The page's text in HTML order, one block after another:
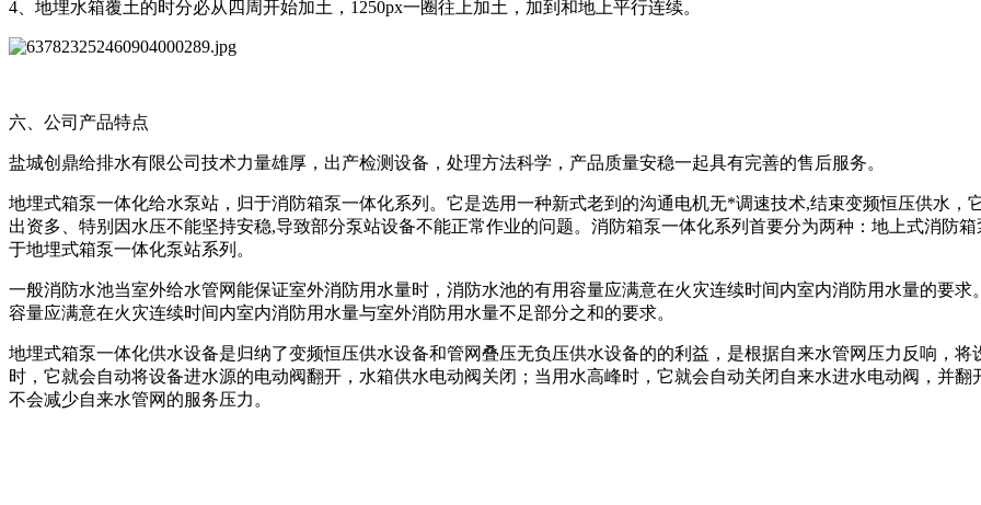
4、地埋水箱覆土的时分必从四周开始加土，1250px一圈往上加土，加到和地上平行连续。
六、公司产品特点
盐城创鼎给排水有限公司技术力量雄厚，出产检测设备，处理方法科学，产品质量安稳一起具有完善的售后服务。
地埋式箱泵一体化给水泵站，归于消防箱泵一体化系列。它是选用一种新式老到的沟通电机无*调速技术,结束变频恒压供水，
出资多、特别因水压不能坚持安稳,导致部分泵站设备不能正常作业的问题。消防箱泵一体化系列首要分为两种：地上式消防
于地埋式箱泵一体化泵站系列。
一般消防水池当室外给水管网能保证室外消防用水量时，消防水池的有用容量应满意在火灾连续时间内室内消防用水量的要
容量应满意在火灾连续时间内室内消防用水量与室外消防用水量不足部分之和的要求。
地埋式箱泵一体化供水设备是归纳了变频恒压供水设备和管网叠压无负压供水设备的的利益，是根据自来水管网压力反响，
时，它就会自动将设备进水源的电动阀翻开，水箱供水电动阀关闭；当用水高峰时，它就会自动关闭自来水进水电动阀，并
不会减少自来水管网的服务压力。